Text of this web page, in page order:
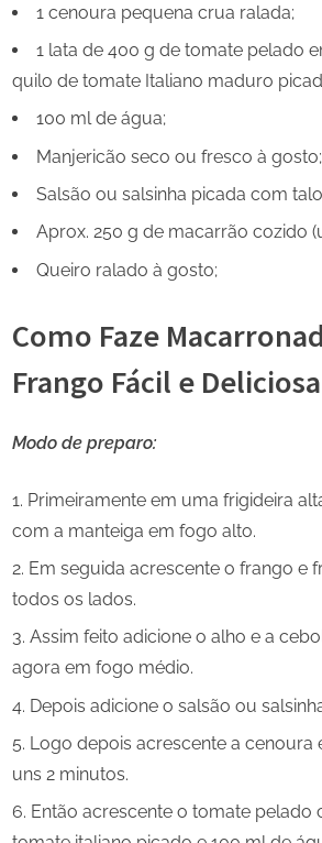
1 cenoura pequena crua ralada;
1 lata de 400 g de tomate pelado
quilo de tomate Italiano maduro
100 ml de água;
Manjericão seco ou fresco à gosto;
Salsão ou salsinha picada com
Aprox. 250 g de macarrão cozido
Queiro ralado à gosto;
Como Faze
Frango Fácil e Deliciosa
Modo de preparo:
Primeiramente em uma frigideira
com a manteiga em fogo alto.
Em seguida acrescente o frango e
todos os lados.
Assim feito adicione o alho e a
agora em fogo médio.
Depois adicione o salsão ou
Logo depois acrescente a cenoura
uns 2 minutos.
Então acrescente o tomate pelado